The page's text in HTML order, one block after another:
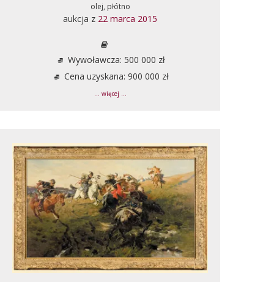
olej, płótno
aukcja z 22 marca 2015
Wywoławcza: 500 000 zł
Cena uzyskana: 900 000 zł
... więcej ...